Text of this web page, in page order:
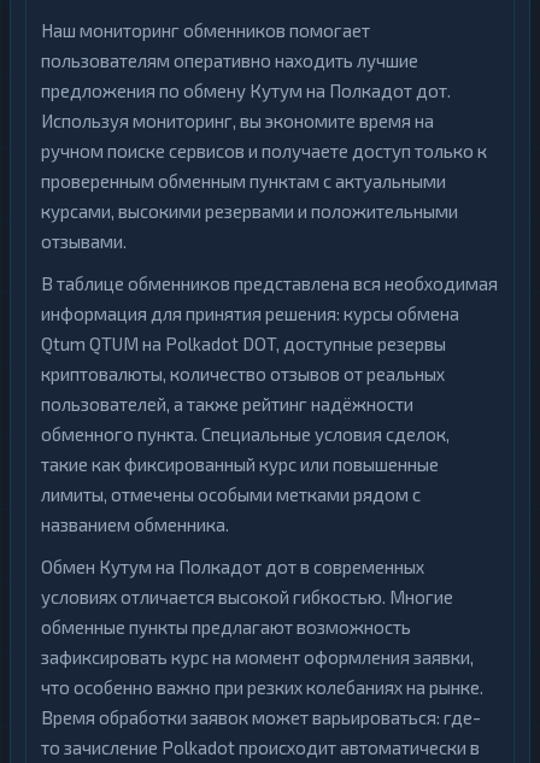
Наш мониторинг обменников помогает
пользователям оперативно находить лучшие
предложения по обмену Кутум на Полкадот дот.
Используя мониторинг, вы экономите время на
ручном поиске сервисов и получаете доступ только к
проверенным обменным пунктам с актуальными
курсами, высокими резервами и положительными
отзывами.
В таблице обменников представлена вся необходимая
информация для принятия решения: курсы обмена
Qtum QTUM на Polkadot DOT, доступные резервы
криптовалюты, количество отзывов от реальных
пользователей, а также рейтинг надёжности
обменного пункта. Специальные условия сделок,
такие как фиксированный курс или повышенные
лимиты, отмечены особыми метками рядом с
названием обменника.
Обмен Кутум на Полкадот дот в современных
условиях отличается высокой гибкостью. Многие
обменные пункты предлагают возможность
зафиксировать курс на момент оформления заявки,
что особенно важно при резких колебаниях на рынке.
Время обработки заявок может варьироваться: где-
то зачисление Polkadot происходит автоматически в